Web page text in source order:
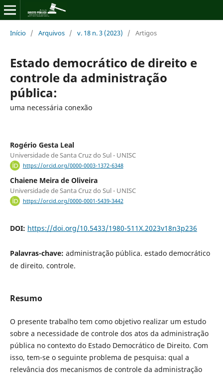
Início / Arquivos / v. 18 n. 3 (2023) / Artigos
Estado democrático de direito e
controle da administração
pública:
uma necessária conexão
Rogério Gesta Leal
Universidade de Santa Cruz do Sul - UNISC
https://orcid.org/0000-0003-1372-6348
Chaiene Meira de Oliveira
Universidade de Santa Cruz do Sul - UNISC
https://orcid.org/0000-0001-5439-3442
DOI: https://doi.org/10.5433/1980-511X.2023v18n3p236
Palavras-chave: administração pública. estado democrático
de direito. controle.
Resumo
O presente trabalho tem como objetivo realizar um estudo
sobre a necessidade de controle dos atos da administração
pública no contexto do Estado Democrático de Direito. Com
isso, tem-se o seguinte problema de pesquisa: qual a
relevância dos mecanismos de controle da administração